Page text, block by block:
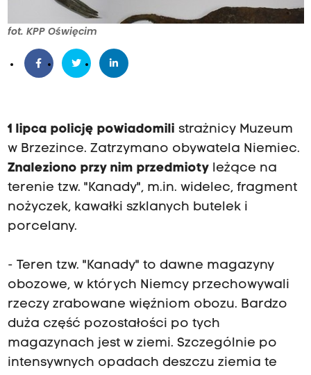
fot. KPP Oświęcim
1 lipca policję powiadomili strażnicy Muzeum
w Brzezince. Zatrzymano obywatela Niemiec.
Znaleziono przy nim przedmiotyleżące na
terenie tzw. "Kanady", m.in. widelec, fragment
nożyczek, kawałki szklanych butelek i
porcelany.
- Teren tzw. "Kanady" to dawne magazyny
obozowe, w których Niemcy przechowywali
rzeczy zrabowane więźniom obozu. Bardzo
duża część pozostałości po tych
magazynach jest w ziemi. Szczególnie po
intensywnych opadach deszczu ziemia te